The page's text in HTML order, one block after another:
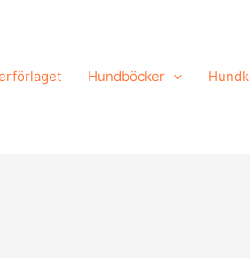
Hundböcker